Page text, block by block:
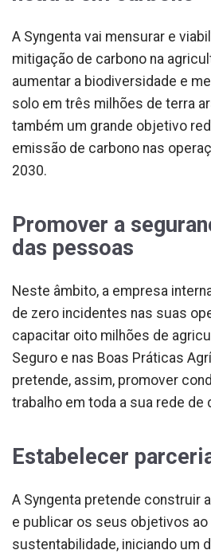
A Syngenta vai mensurar e
mitigação de carbono na
aumentar a biodiversidade e
solo em três milhões de terra
também um grande objetivo
emissão de carbono nas
2030.
Promover a
das pessoas
Neste âmbito, a empresa
de zero incidentes nas suas
capacitar oito milhões de
Seguro e nas Boas Práticas
pretende, assim, promover
trabalho em toda a sua rede de
Estabelecer
A Syngenta pretende construir
e publicar os seus objetivos ao
sustentabilidade, iniciando um